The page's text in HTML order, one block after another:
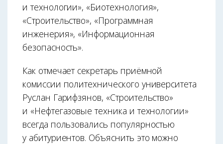
и технологии», «Биотехнология»,
«Строительство», «Программная
инженерия», «Информационная
безопасность».
Как отмечает секретарь приёмной
комиссии политехнического университета
Руслан Гарифзянов, «Строительство»
и «Нефтегазовые техника и технологии»
всегда пользовались популярностью
у абитуриентов. Объяснить это можно